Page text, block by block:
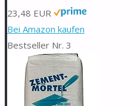
23,48 EUR
Bei Amazon kaufen
Bestseller Nr. 3